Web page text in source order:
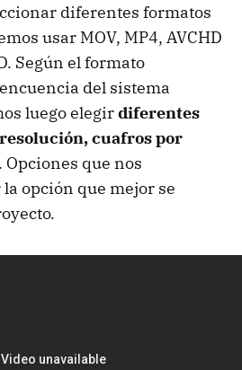
diferentes formatos
usar MOV, MP4, AVCHD
Según el formato
del sistema
luego elegirdiferentes
cuafros por
. Opciones que nos
opción que mejor se